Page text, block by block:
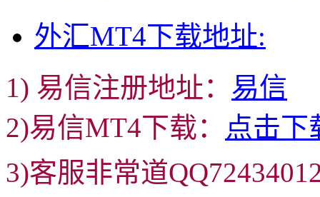
外汇MT4下载地址:
1) 易信注册地址： 易信
2)易信MT4下载： 点击下
3)客服非常道